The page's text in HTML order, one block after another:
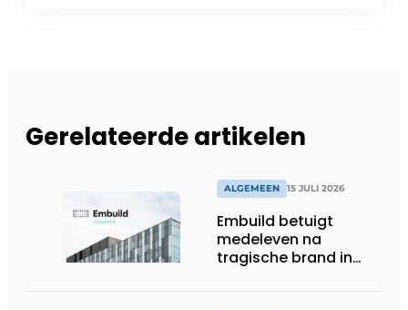
Gerelateerde artikelen
ALGEMEEN 15 JULI 2026
Embuild betuigt
medeleven na
tragische brand in